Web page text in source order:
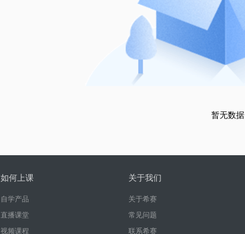
暂无数据
如何上课
自学产品
直播课堂
视频课程
关于我们
关于希赛
常见问题
联系希赛